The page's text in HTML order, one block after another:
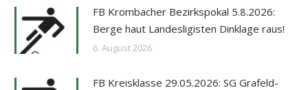
FB Krombacher Bezirkspokal 5.8.2026:
Berge haut Landesligisten Dinklage raus!
6. August 2026
FB Kreisklasse 29.05.2026: SG Grafeld-